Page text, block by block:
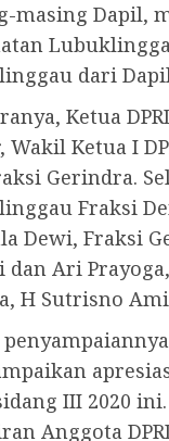
masing Dapil,
dari
Ketua
Wakil Ketua I
Gerindra.
Fraksi
Dewi, Fraksi
dan Ari
H Sutrisno
III 2020
Anggota